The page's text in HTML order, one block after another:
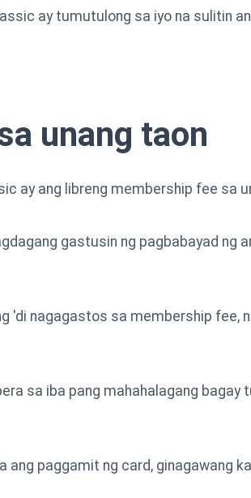
ay tumutulong sa iyo na sulitin
unang taon
ay ang libreng membership fee sa
gastusin ng pagbabayad ng
'di nagagastos sa membership fee,
sa iba pang mahahalagang bagay
paggamit ng card, ginagawang